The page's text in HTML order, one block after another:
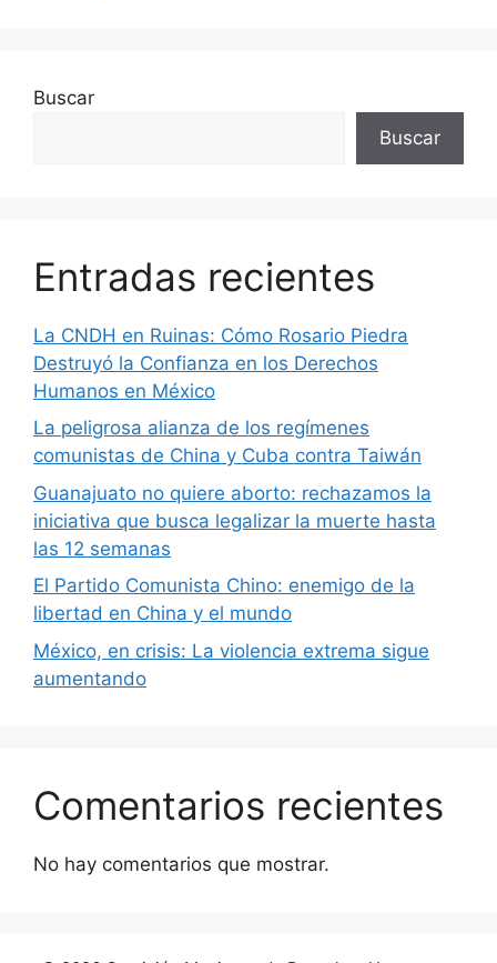
Buscar
Buscar
Entradas recientes
La CNDH en Ruinas: Cómo Rosario Piedra
Destruyó la Confianza en los Derechos
Humanos en México
La peligrosa alianza de los regímenes
comunistas de China y Cuba contra Taiwán
Guanajuato no quiere aborto: rechazamos la
iniciativa que busca legalizar la muerte hasta
las 12 semanas
El Partido Comunista Chino: enemigo de la
libertad en China y el mundo
México, en crisis: La violencia extrema sigue
aumentando
Comentarios recientes
No hay comentarios que mostrar.